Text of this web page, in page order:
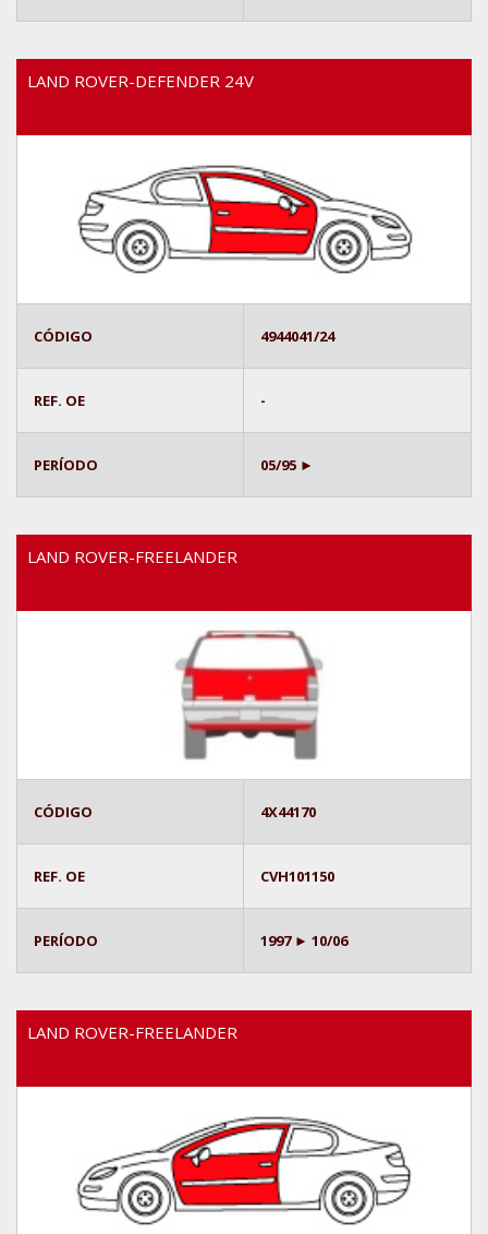
LAND ROVER-DEFENDER 24V
CÓDIGO 4944041/24
REF. OE -
PERÍODO 05/95 ►
LAND ROVER-FREELANDER
CÓDIGO 4X44170
REF. OE CVH101150
PERÍODO 1997 ► 10/06
LAND ROVER-FREELANDER